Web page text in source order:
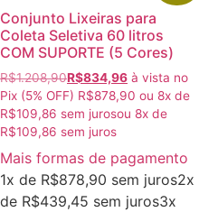
Conjunto Lixeiras para
Coleta Seletiva 60 litros
COM SUPORTE (5 Cores)
R$1.208,90R$834,96 à vista no
Pix (5% OFF) R$878,90 ou 8x de
R$109,86 sem jurosou 8x de
R$109,86 sem juros
Mais formas de pagamento
1x de R$878,90 sem juros2x
de R$439,45 sem juros3x